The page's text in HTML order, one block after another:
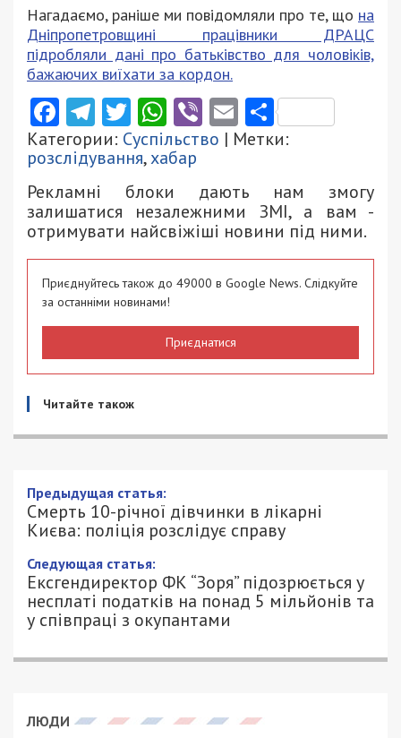
Нагадаємо, раніше ми повідомляли про те, що на
Дніпропетровщині працівники ДРАЦС
підробляли дані про батьківство для чоловіків,
бажаючих виїхати за кордон.
Facebook
Telegram
Twitter
WhatsApp
ViberEmail
Категории: Суспільство | Метки:
розслідування,хабар
Рекламні блоки дають нам змогу
залишатися незалежними ЗМІ, а вам -
отримувати найсвіжіші новини під ними.
Приєднуйтесь також до 49000 в Google News. Слідкуйте
за останніми новинами!
Приєднатися
Читайте також
Предыдущая статья:
Смерть 10-річної дівчинки в лікарні
Києва: поліція розслідує справу
Следующая статья:
Ексгендиректор ФК “Зоря” підозрюється у
несплаті податків на понад 5 мільйонів та
у співпраці з окупантами
ЛЮДИ